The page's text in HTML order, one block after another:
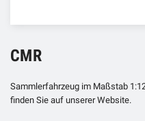
CMR
Sammlerfahrzeug im Maßstab
finden Sie auf unserer Website.